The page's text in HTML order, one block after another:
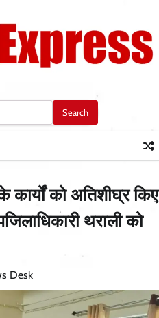
कार्यों को अतिशीघ्र किए
थराली को
Desk